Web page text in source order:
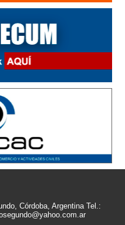
Córdoba, Argentina Tel.: